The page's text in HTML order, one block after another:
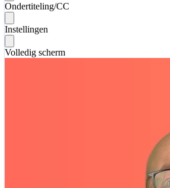
Ondertiteling/CC
Instellingen
Volledig scherm